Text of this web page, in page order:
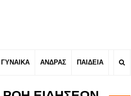
ΓΥΝΑΙΚΑ ΑΝΔΡΑΣ ΠΑΙΔΕΙΑ